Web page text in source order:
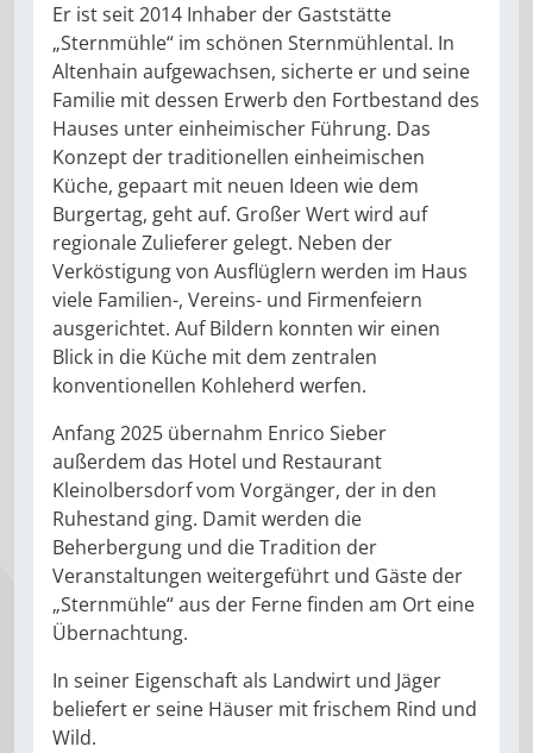
Er ist seit 2014 Inhaber der Gaststätte
„Sternmühle“ im schönen Sternmühlental. In
Altenhain aufgewachsen, sicherte er und seine
Familie mit dessen Erwerb den Fortbestand des
Hauses unter einheimischer Führung. Das
Konzept der traditionellen einheimischen
Küche, gepaart mit neuen Ideen wie dem
Burgertag, geht auf. Großer Wert wird auf
regionale Zulieferer gelegt. Neben der
Verköstigung von Ausflüglern werden im Haus
viele Familien-, Vereins- und Firmenfeiern
ausgerichtet. Auf Bildern konnten wir einen
Blick in die Küche mit dem zentralen
konventionellen Kohleherd werfen.
Anfang 2025 übernahm Enrico Sieber
außerdem das Hotel und Restaurant
Kleinolbersdorf vom Vorgänger, der in den
Ruhestand ging. Damit werden die
Beherbergung und die Tradition der
Veranstaltungen weitergeführt und Gäste der
„Sternmühle“ aus der Ferne finden am Ort eine
Übernachtung.
In seiner Eigenschaft als Landwirt und Jäger
beliefert er seine Häuser mit frischem Rind und
Wild.